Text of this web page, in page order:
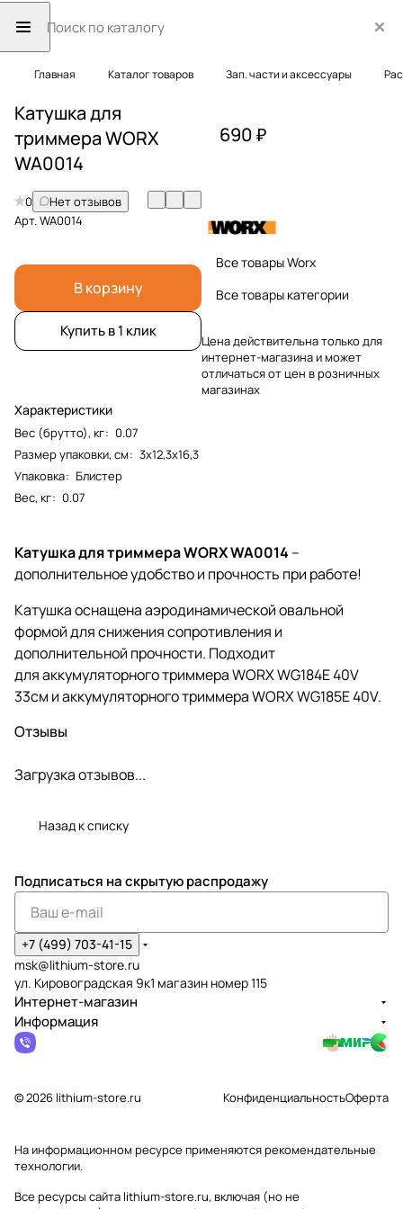
Главная Каталог товаров Зап. части и аксессуары
Катушка для
триммера WORX
WA0014
0
Нет отзывов
Арт.WA0014
В корзину
Купить в 1 клик
Характеристики
Вес (брутто), кг: 0.07
Размер упаковки, см: 3х12,3х16,3
Упаковка: Блистер
Вес, кг: 0.07
690 ₽
Все товары Worx
Все товары категории
Цена действительна только для
интернет-магазина и может
отличаться от цен в розничных
магазинах
Катушка для триммера WORX WA0014 –
дополнительное удобство и прочность при работе!
Катушка оснащена аэродинамической овальной
формой для снижения сопротивления и
дополнительной прочности. Подходит
для аккумуляторного триммера WORX WG184E 40V
33см и аккумуляторного триммера WORX WG185E 40V.
Отзывы
Загрузка отзывов...
Назад к списку
Подписаться на скрытую распродажу
+7 (499) 703-41-15
msk@lithium-store.ru
ул. Кировоградская 9к1 магазин номер 115
Интернет-магазин
Информация
© 2026 lithium-store.ru КонфиденциальностьОферта
На информационном ресурсе применяютсярекомендательные
технологии.
Все ресурсы сайта lithium-store.ru, включая (но не